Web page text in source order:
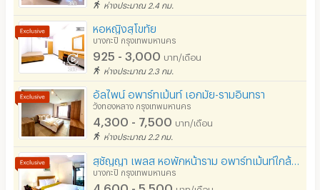
ห่างประมาณ 2.4 กม.
หอหญิงสุโขทัย
บางกะปิ กรุงเทพมหานคร
925 - 3,000 บาท/เดือน
ห่างประมาณ 2.3 กม.
อัลไพน์ อพาร์ทเม้นท์ เอกมัย-รามอินทรา
วังทองหลาง กรุงเทพมหานคร
4,300 - 7,500 บาท/เดือน
ห่างประมาณ 2.2 กม.
บางกะปิ กรุงเทพมหานคร
4,600 - 5,500 บาท/เดือน